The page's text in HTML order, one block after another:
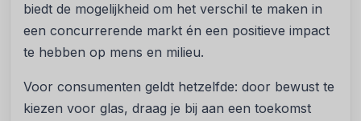
biedt de mogelijkheid om het verschil te maken in
een concurrerende markt én een positieve impact
te hebben op mens en milieu.
Voor consumenten geldt hetzelfde: door bewust te
kiezen voor glas, draag je bij aan een toekomst